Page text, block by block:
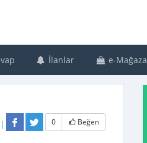
İlanlar e-Mağaza
0 Beğen